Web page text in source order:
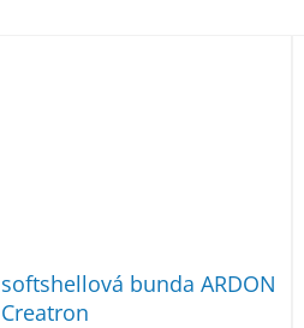
softshellová bunda ARDON
Creatron